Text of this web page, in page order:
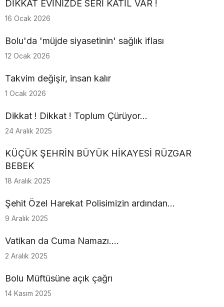
DİKKAT EVİNİZDE SERİ KATİL VAR !
16 Ocak 2026
Bolu'da 'müjde siyasetinin' sağlık iflası
12 Ocak 2026
Takvim değişir, insan kalır
1 Ocak 2026
Dikkat ! Dikkat ! Toplum Çürüyor...
24 Aralık 2025
KÜÇÜK ŞEHRİN BÜYÜK HİKAYESİ RÜZGAR
BEBEK
18 Aralık 2025
Şehit Özel Harekat Polisimizin ardından…
9 Aralık 2025
Vatikan da Cuma Namazı....
2 Aralık 2025
Bolu Müftüsüne açık çağrı
14 Kasım 2025